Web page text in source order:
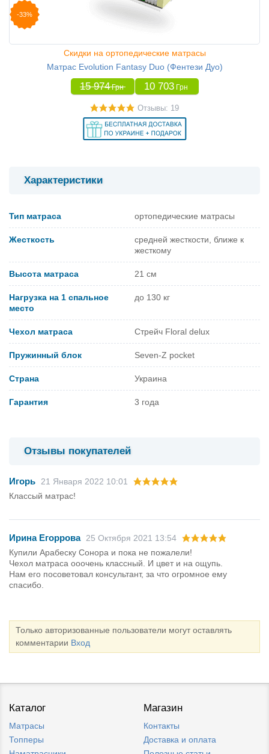
-33%
Скидки на ортопедические матрасы
Матрас Evolution Fantasy Duo (Фентези Дуо)
15 974 Грн 10 703 Грн
Отзывы: 19
Характеристики
Тип матраса ортопедические матрасы
Жесткость
средней жесткости, ближе к
жесткому
Высота матраса 21 см
Нагрузка на 1 спальное
место
до 130 кг
Чехол матраса Стрейч Floral delux
Пружинный блок Seven-Z pocket
Страна Украина
Гарантия 3 года
Отзывы покупателей
Игорь
21 Января 2022 10:01
Классый матрас!
Ирина Егоррова
25 Октября 2021 13:54
Купили Арабеску Сонора и пока не пожалели!
Чехол матраса ооочень классный. И цвет и на ощупь.
Нам его посоветовал консультант, за что огромное ему
спасибо.
Только авторизованные пользователи могут оставлять
комментарии Вход
Каталог
Матрасы
Топперы
Магазин
Контакты
Доставка и оплата